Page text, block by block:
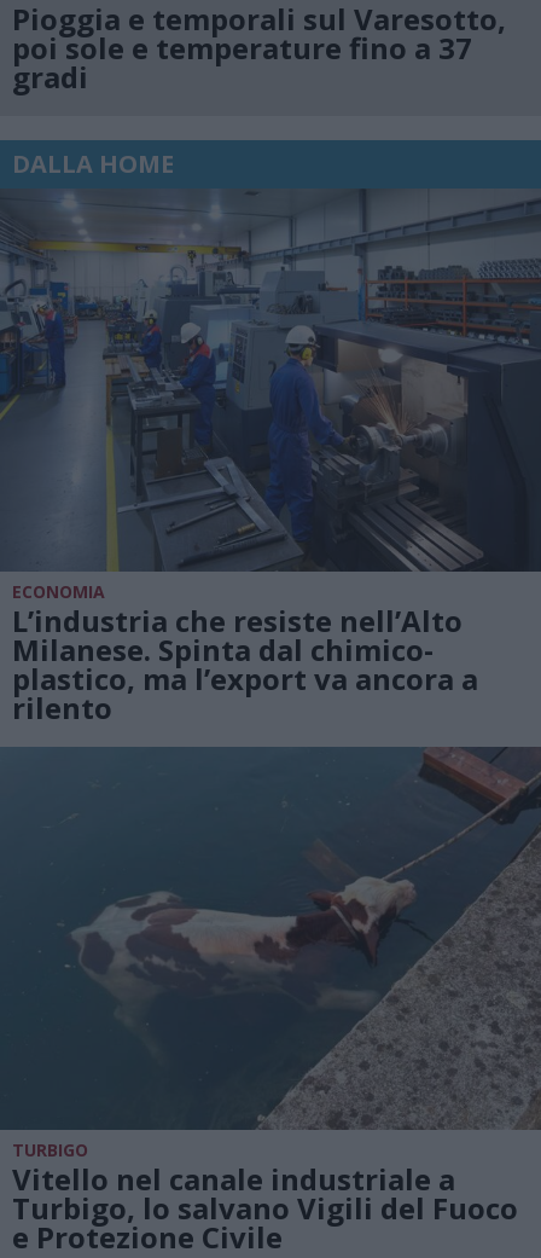
Pioggia e temporali sul Varesotto,
poi sole e temperature fino a 37
gradi
DALLA HOME
ECONOMIA
L’industria che resiste nell’Alto
Milanese. Spinta dal chimico-
plastico, ma l’export va ancora a
rilento
TURBIGO
Vitello nel canale industriale a
Turbigo, lo salvano Vigili del Fuoco
e Protezione Civile